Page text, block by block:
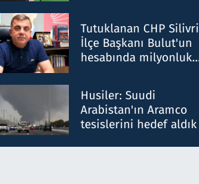
düşürüldüğü" iddiasını
yalanladı
Tutuklanan CHP Silivri
İlçe Başkanı Bulut'un
hesabında milyonluk
talimat verdi, ben
gönderdim
Husiler: Suudi
Arabistan'ın Aramco
tesislerini hedef aldık